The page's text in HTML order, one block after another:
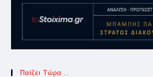
Παίζει Τώρα ..